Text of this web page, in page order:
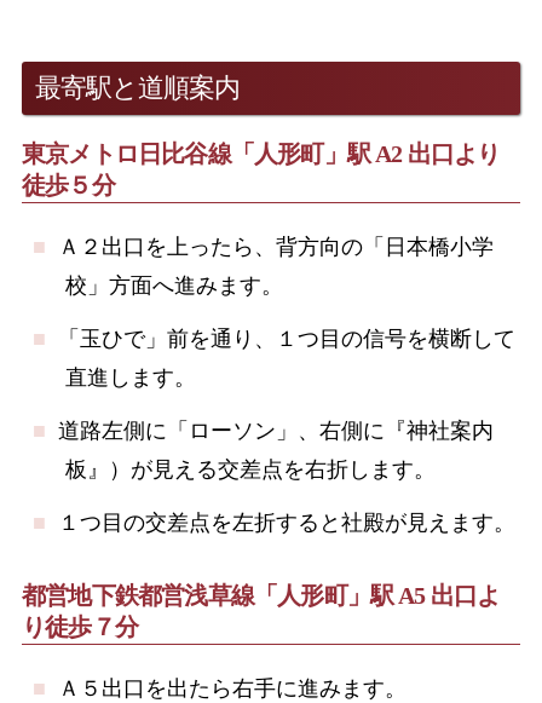
最寄駅と道順案内
東京メトロ日比谷線「人形町」駅 A2 出口より
徒歩５分
Ａ２出口を上ったら、背方向の「日本橋小学
校」方面へ進みます。
「玉ひで」前を通り、１つ目の信号を横断して
直進します。
道路左側に「ローソン」、右側に『神社案内
板』）が見える交差点を右折します。
１つ目の交差点を左折すると社殿が見えます。
都営地下鉄都営浅草線「人形町」駅 A5 出口よ
り徒歩７分
Ａ５出口を出たら右手に進みます。